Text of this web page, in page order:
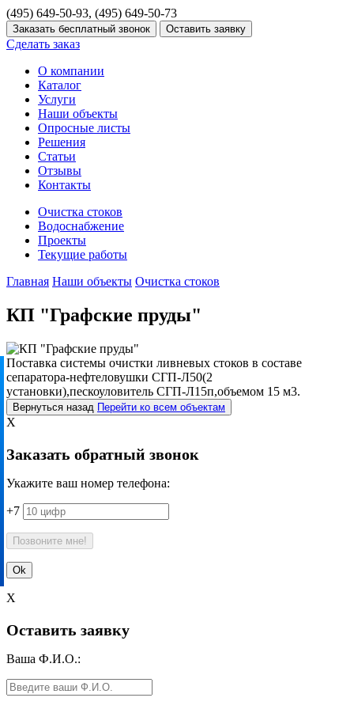
(495) 649-50-93, (495) 649-50-73
Сделать заказ
О компании
Каталог
Услуги
Наши объекты
Опросные листы
Решения
Статьи
Отзывы
Контакты
Очистка стоков
Водоснабжение
Проекты
Текущие работы
Главная Наши объекты Очистка стоков
КП "Графские пруды"
Поставка системы очистки ливневых стоков в составе
сепаратора-нефтеловушки СГП-Л50(2
установки),пескоуловитель СГП-Л15п,объемом 15 м3.
Вернуться назад Перейти ко всем объектам
X
Заказать обратный звонок
Укажите ваш номер телефона:
+7
X
Оставить заявку
Ваша Ф.И.О.: